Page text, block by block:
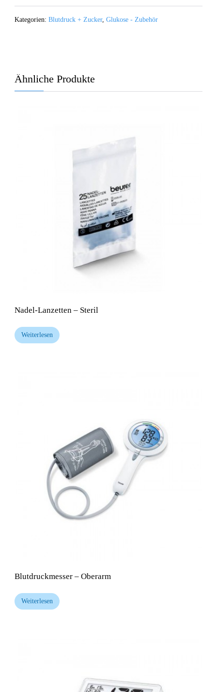
Kategorien: Blutdruck + Zucker, Glukose - Zubehör
Ähnliche Produkte
Nadel-Lanzetten – Steril
Weiterlesen
Blutdruckmesser – Oberarm
Weiterlesen